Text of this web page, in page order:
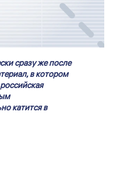
сразу же после
в котором
катится в